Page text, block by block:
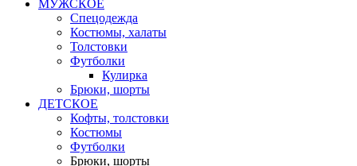
МУЖСКОЕ
Спецодежда
Костюмы, халаты
Толстовки
Футболки
Кулирка
Брюки, шорты
ДЕТСКОЕ
Кофты, толстовки
Костюмы
Футболки
Брюки, шорты